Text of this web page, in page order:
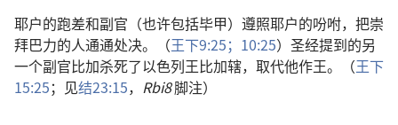
耶户的跑差和副官（也许包括毕甲）遵照耶户的吩咐，把崇
拜巴力的人通通处决。（王下9:25； 10:25）圣经提到的另
一个副官比加杀死了以色列王比加辖，取代他作王。（王下
15:25；见结23:15， Rbi8脚注）